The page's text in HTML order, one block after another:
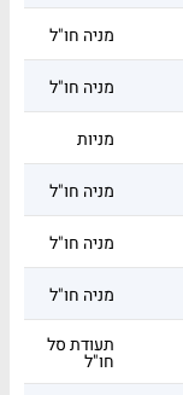
מניה חו"ל
מניה חו"ל
מניות
מניה חו"ל
מניה חו"ל
מניה חו"ל
תעודת סל
חו"ל